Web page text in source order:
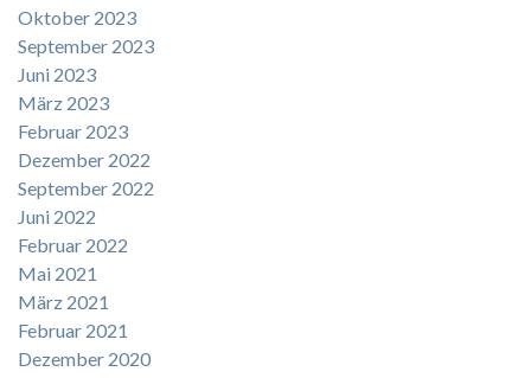
Oktober 2023
September 2023
Juni 2023
März 2023
Februar 2023
Dezember 2022
September 2022
Juni 2022
Februar 2022
Mai 2021
März 2021
Februar 2021
Dezember 2020